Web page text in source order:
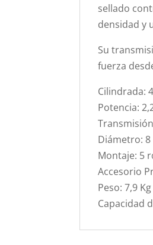
sellado
densidad y
Su
fuerza
Cilindrada:
Potencia:
Diámetro:
Montaje: 5
Accesorio
Peso: 7,9 Kg
Capacidad